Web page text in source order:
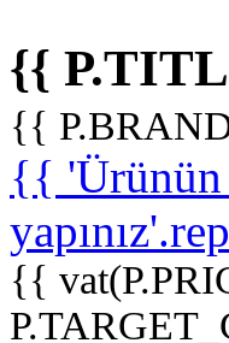
{{
{{
{{ 'Ürünün
{{